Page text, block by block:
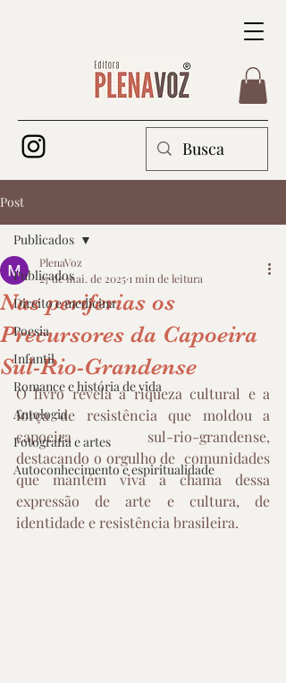
Post
Publicados
Direito e medicina
Poesia
Infantil
Romance e história de vida
Antologia
Fotografia e artes
Autoconhecimento e espiritualidade
Publicados
Nas periferias os
Precursores da Capoeira
Sul-Rio-Grandense
PlenaVoz
27 de mai. de 2025 1 min de leitura
O livro revela a riqueza cultural e a
força de resistência que moldou a
capoeira sul-rio-grandense,
destacando o orgulho de  comunidades
que mantém viva a chama dessa
expressão de arte e cultura, de
identidade e resistência brasileira.